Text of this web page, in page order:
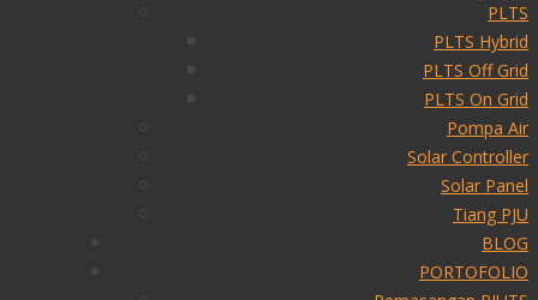
PLTS
PLTS Hybrid
PLTS Off Grid
PLTS On Grid
Pompa Air
Solar Controller
Solar Panel
Tiang PJU
BLOG
PORTOFOLIO